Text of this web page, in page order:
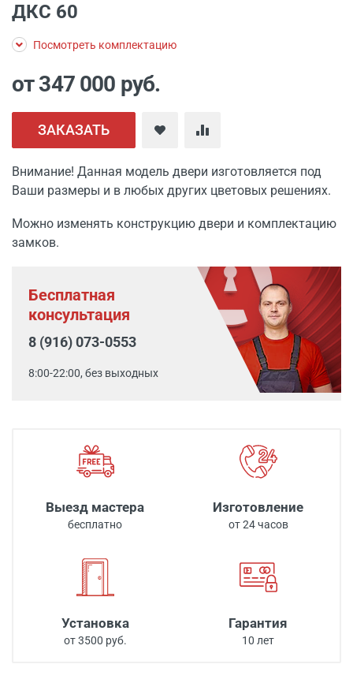
ДКС 60
Посмотреть комплектацию
от 347 000 руб.
ЗАКАЗАТЬ
Внимание! Данная модель двери изготовляется под
Ваши размеры и в любых других цветовых решениях.
Можно изменять конструкцию двери и комплектацию
замков.
Бесплатная
консультация
8 (916) 073-0553
8:00-22:00, без выходных
Выезд мастера
бесплатно
Изготовление
от 24 часов
Установка
от 3500 руб.
Гарантия
10 лет